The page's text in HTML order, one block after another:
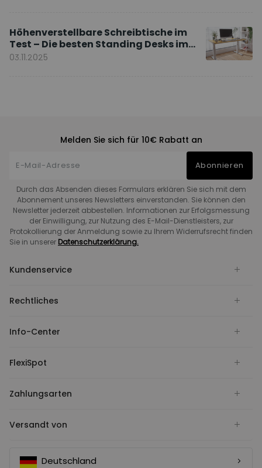
Höhenverstellbare Schreibtische im
Test – Die besten Standing Desks im
Vergleich
03.11.2025
Melden Sie sich für 10€ Rabatt an
Abonnieren
Durch das Absenden dieses Formulars erklären Sie sich mit dem
Abonnement unseres Newsletters einverstanden. Sie können den
Newsletter jederzeit abbestellen. Informationen zur Erfolgsmessung
der Einwilligung, zur Nutzung des E-Mail-Dienstleisters, zur
Protokollierung der Anmeldung sowie zu Ihrem Widerrufsrecht finden
Sie in unserer Datenschutzerklärung.
Kundenservice
Rechtliches
Info-Center
FlexiSpot
Zahlungsarten
Versandt von
Deutschland